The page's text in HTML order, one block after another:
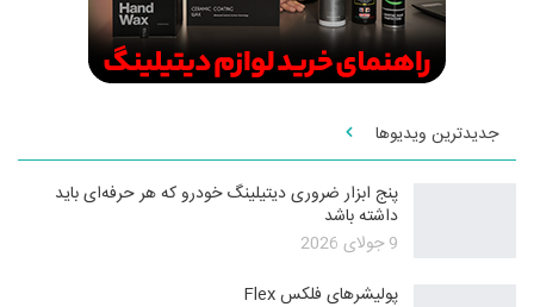
جدیدترین ویدیوها
پنج ابزار ضروری دیتیلینگ خودرو که هر حرفه‌ای باید
داشته باشد
9 جولای 2026
پولیشرهای فلکس Flex